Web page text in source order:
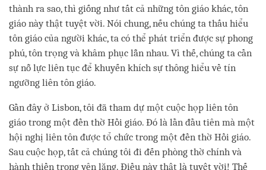
thành ra sao, thì giống như tất cả những tôn giáo khác, tôn
giáo này thật tuyệt vời. Nói chung, nếu chúng ta thấu hiểu
tôn giáo của người khác, ta có thể phát triển được sự phong
phú, tôn trọng và khâm phục lẫn nhau. Vì thế, chúng ta cần
sự nỗ lực liên tục để khuyến khích sự thông hiểu về tín
ngưỡng liên tôn giáo.
Gần đây ở Lisbon, tôi đã tham dự một cuộc họp liên tôn
giáo trong một đền thờ Hồi giáo. Đó là lần đầu tiên mà một
hội nghị liên tôn được tổ chức trong một đền thờ Hồi giáo.
Sau cuộc họp, tất cả chúng tôi đi đến phòng thờ chính và
hành thiền trong yên lặng. Điều này thật là tuyệt vời! Thế